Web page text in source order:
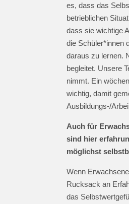
es, dass das
betrieblichen
dass sie wichtige
die Schüler*innen
daraus zu lernen.
begleitet. Unsere
nimmt. Ein
wichtig, damit
Ausbildungs-/
Auch für
sind hier
möglichst
Wenn
Rucksack an
das